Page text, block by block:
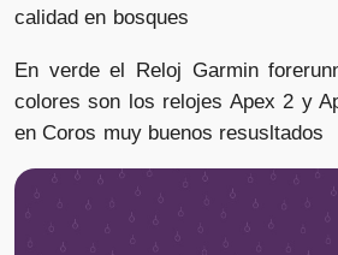
COROS reloj
📦 3-5 días · 🚚 Gratis >75€
calidad en bosques
En verde el Reloj Garmin
colores son los relojes Apex 2 y
en Coros muy buenos resusltados